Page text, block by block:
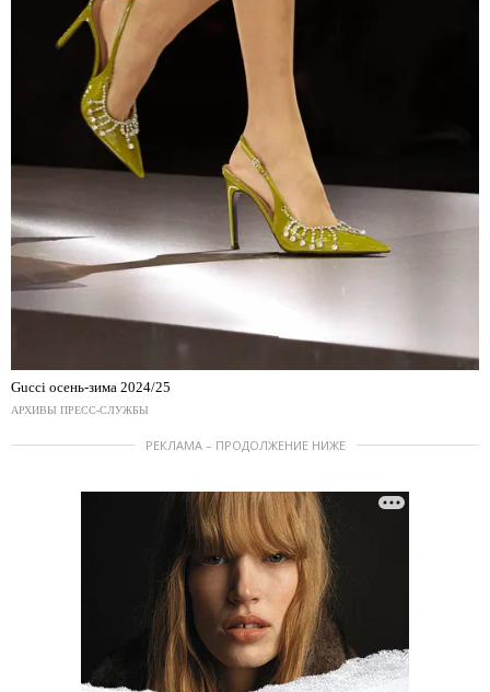
Gucci осень-зима 2024/25
АРХИВЫ ПРЕСС-СЛУЖБЫ
РЕКЛАМА – ПРОДОЛЖЕНИЕ НИЖЕ